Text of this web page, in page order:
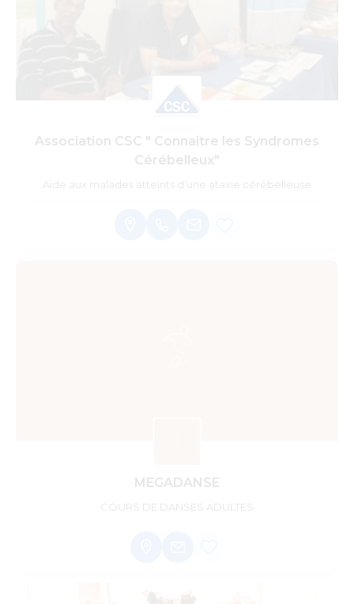
Association CSC " Connaitre les Syndromes
Cérébelleux"
Aide aux malades atteints d'une ataxie cérébelleuse
MEGADANSE
COURS DE DANSES ADULTES